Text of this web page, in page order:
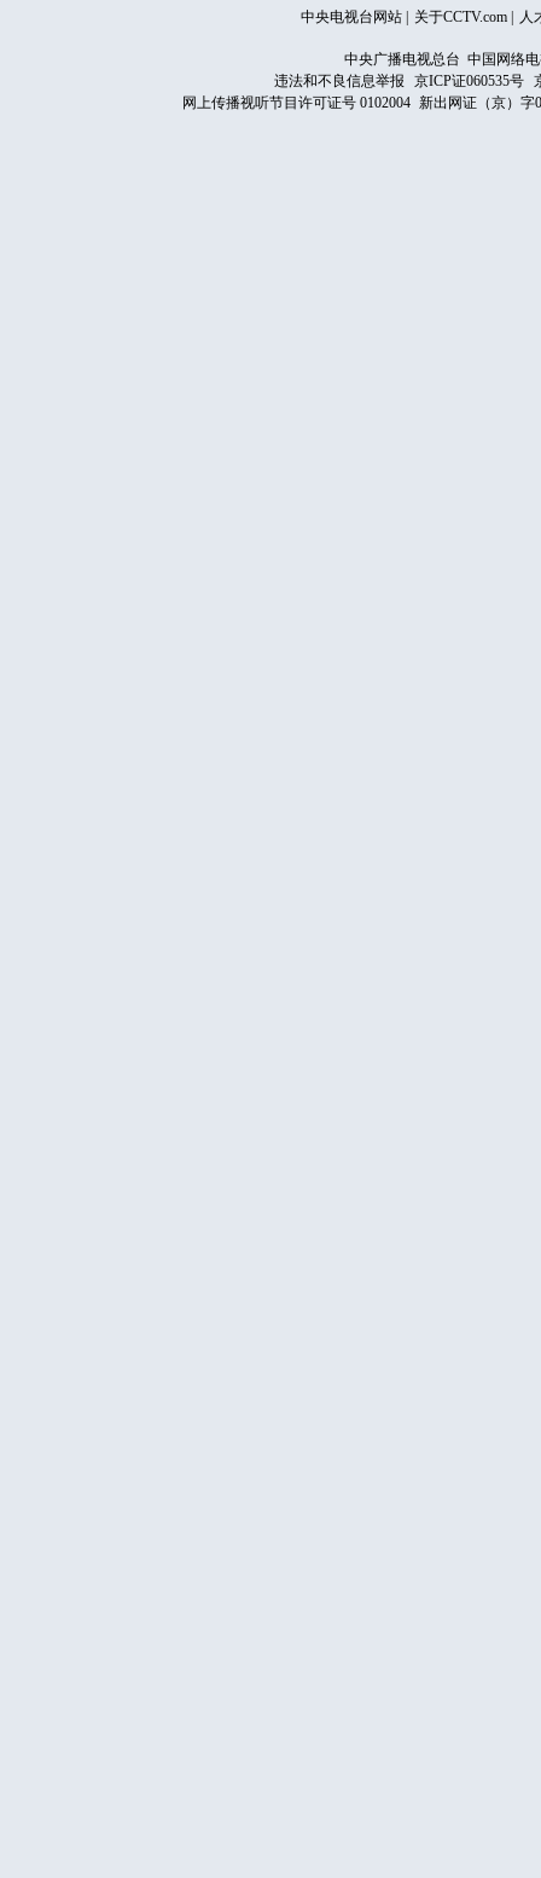
中央电视台网站 关于CCTV.com 人
中央广播电视总台 中国网络
违法和不良信息举报
京ICP证060535号
网上传播视听节目许可证号 0102004 新出网证（京）